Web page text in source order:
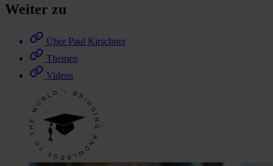
Weiter zu
Über Paul Kirschner
Themen
Videos